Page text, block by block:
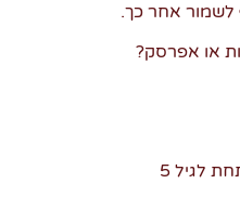
לשמור אחר כך.
או אפרסק?
לגיל 5